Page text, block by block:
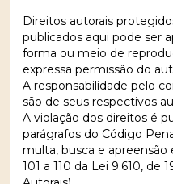
Direitos autorais
publicados aqui pode ser
forma ou meio de
expressa permissão do
A responsabilidade pelo
são de seus respectivos
A violação dos direitos é
parágrafos do Código
multa, busca e apreensão
101 a 110 da Lei 9.610, de